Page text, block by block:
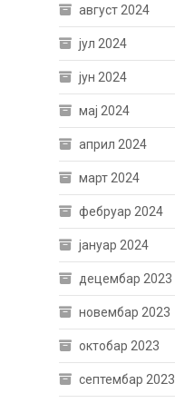
август 2024
јул 2024
јун 2024
мај 2024
април 2024
март 2024
фебруар 2024
јануар 2024
децембар 2023
новембар 2023
октобар 2023
септембар 2023